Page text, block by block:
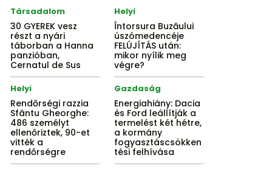
Társadalom
30 GYEREK vesz
részt a nyári
táborban a Hanna
panzióban,
Cernatul de Sus
Helyi
Întorsura Buzăului
úszómedencéje
FELÚJÍTÁS után:
mikor nyílik meg
végre?
Helyi
Rendőrségi razzia
Sfântu Gheorghe:
486 személyt
ellenőriztek, 90-et
vitték a
rendőrségre
Gazdaság
Energiahiány: Dacia
és Ford leállítják a
termelést két hétre,
a kormány
fogyasztáscsökken
tési felhívása